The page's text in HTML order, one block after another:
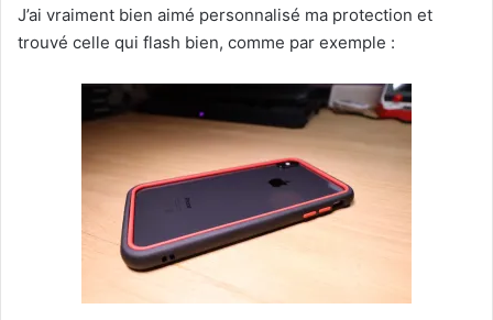
J’ai vraiment bien aimé personnalisé ma protection et
trouvé celle qui flash bien, comme par exemple :